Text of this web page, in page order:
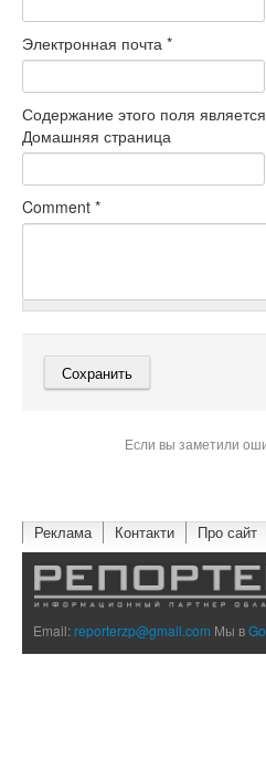
Электронная почта *
Содержание этого поля
Домашняя страница
Comment *
Если вы заметили
Реклама Контакти Про сайт
Email:reporterzp@gmail.com Мы в